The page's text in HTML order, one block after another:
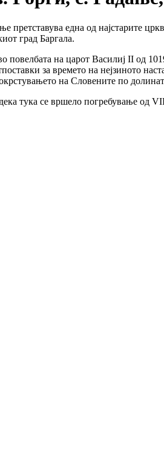
претставува една од најстарите
град Баргала.
повелбата на царот Василиј II од
за времето на нејзиното
на Словените по
тука се вршело погребување од